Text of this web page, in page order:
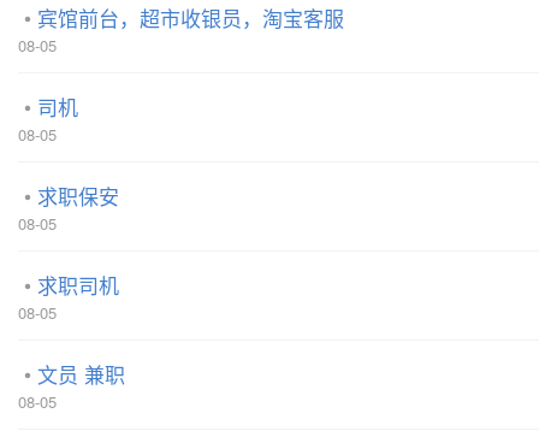
宾馆前台，超市收银员，淘宝客服
08-05
司机
08-05
求职保安
08-05
求职司机
08-05
文员 兼职
08-05